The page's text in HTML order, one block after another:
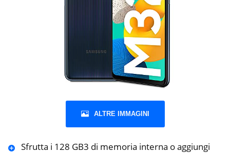
ALTRE IMMAGINI
Sfrutta i 128 GB3 di memoria interna o aggiungi